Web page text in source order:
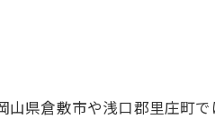
県倉敷市や浅口郡里庄町